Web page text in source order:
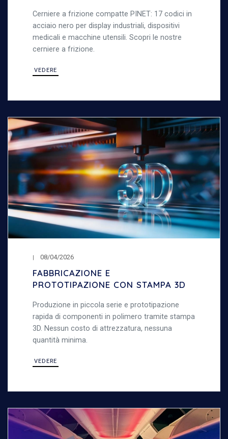
Cerniere a frizione compatte PINET: 17 codici in
acciaio nero per display industriali, dispositivi
medicali e macchine utensili. Scopri le nostre
cerniere a frizione.
VEDERE
08/04/2026
FABBRICAZIONE E
PROTOTIPAZIONE CON STAMPA 3D
Produzione in piccola serie e prototipazione
rapida di componenti in polimero tramite stampa
3D. Nessun costo di attrezzatura, nessuna
quantità minima.
VEDERE